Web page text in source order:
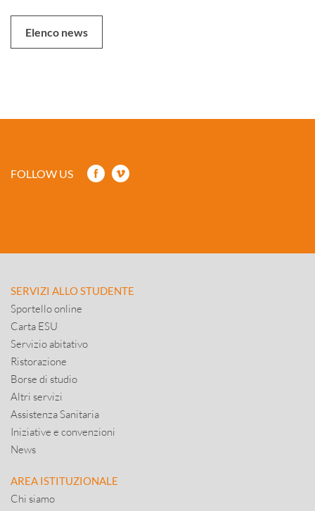
Elenco news
FOLLOW US
SERVIZI ALLO STUDENTE
Sportello online
Carta ESU
Servizio abitativo
Ristorazione
Borse di studio
Altri servizi
Assistenza Sanitaria
Iniziative e convenzioni
News
AREA ISTITUZIONALE
Chi siamo